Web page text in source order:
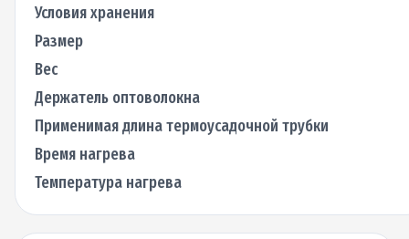
Условия хранения
Размер
Вес
Держатель оптоволокна
Применимая длина термоусадочной трубки
Время нагрева
Температура нагрева